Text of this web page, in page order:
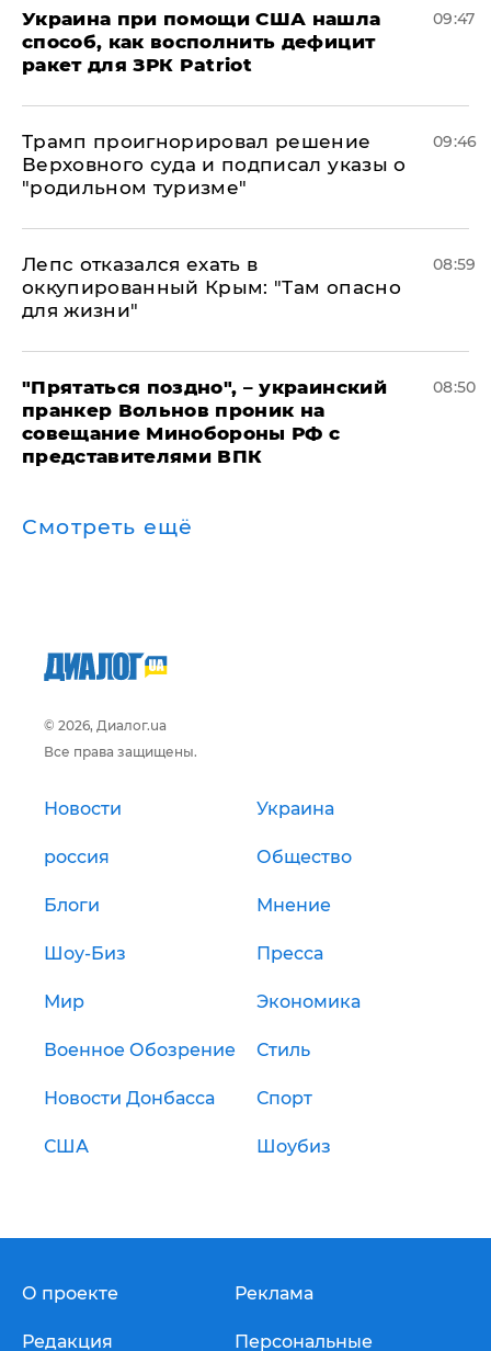
Украина при помощи США нашла
способ, как восполнить дефицит
ракет для ЗРК Patriot
09:47
Трамп проигнорировал решение
Верховного суда и подписал указы о
"родильном туризме"
09:46
Лепс отказался ехать в
оккупированный Крым: "Там опасно
для жизни"
08:59
"Прятаться поздно", – украинский
пранкер Вольнов проник на
совещание Минобороны РФ с
представителями ВПК
08:50
Смотреть ещё
© 2026, Диалог.ua
Все права защищены.
Новости Украина
россия Общество
Блоги Мнение
Шоу-Биз Пресса
Мир Экономика
Военное Обозрение Стиль
Новости Донбасса Спорт
США Шоубиз
О проекте
Редакция
Реклама
Персональные